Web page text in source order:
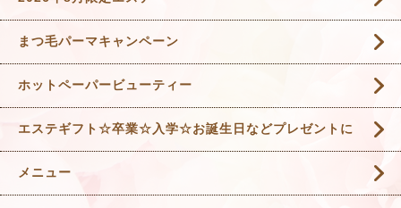
まつ毛パーマキャンペーン
ホットペーパービューティー
エステギフト☆卒業☆入学☆お誕生日などプレゼントに
メニュー